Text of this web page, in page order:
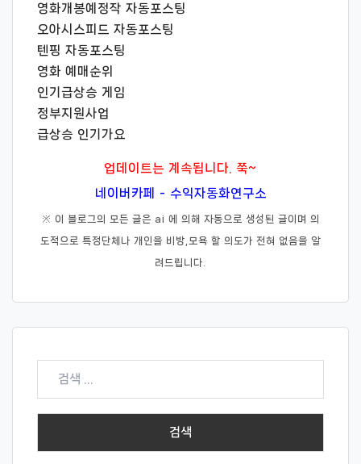
영화개봉예정작 자동포스팅
오아시스피드 자동포스팅
텐핑 자동포스팅
영화 예매순위
인기급상승 게임
정부지원사업
급상승 인기가요
업데이트는 계속됩니다. 쭉~
네이버카페 - 수익자동화연구소
※ 이 블로그의 모든 글은 ai 에 의해 자동으로 생성된 글이며 의
도적으로 특정단체나 개인을 비방,모욕 할 의도가 전혀 없음을 알
려드립니다.
검